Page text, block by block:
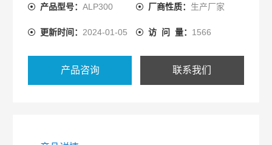
产品型号：ALP300 厂商性质： 生产厂家
更新时间： 2024-01-05 访 问 量： 1566
产品咨询 联系我们